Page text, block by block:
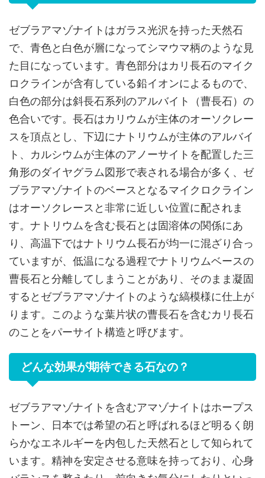
ゼブラアマゾナイトはガラス光沢を持った天然石
で、青色と白色が層になってシマウマ柄のような見
た目になっています。青色部分はカリ長石のマイク
ロクラインが含有している鉛イオンによるもので、
白色の部分は斜長石系列のアルバイト（曹長石）の
色合いです。長石はカリウムが主体のオーソクレー
スを頂点とし、下辺にナトリウムが主体のアルバイ
ト、カルシウムが主体のアノーサイトを配置した三
角形のダイヤグラム図形で表される場合が多く、ゼ
ブラアマゾナイトのベースとなるマイクロクライン
はオーソクレースと非常に近しい位置に配されま
す。ナトリウムを含む長石とは固溶体の関係にあ
り、高温下ではナトリウム長石が均一に混ざり合っ
ていますが、低温になる過程でナトリウムベースの
曹長石と分離してしまうことがあり、そのまま凝固
するとゼブラアマゾナイトのような縞模様に仕上が
ります。このような葉片状の曹長石を含むカリ長石
のことをパーサイト構造と呼びます。
どんな効果が期待できる石なの？
ゼブラアマゾナイトを含むアマゾナイトはホープス
トーン、日本では希望の石と呼ばれるほど明るく朗
らかなエネルギーを内包した天然石として知られて
います。精神を安定させる意味を持っており、心身